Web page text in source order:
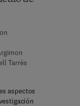
Tarrès
aspectos